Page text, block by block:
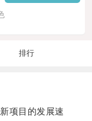
排行
项目的发展速